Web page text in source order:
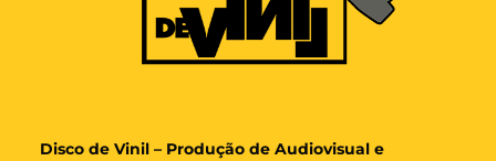
Disco de Vinil – Produção de Audiovisual e